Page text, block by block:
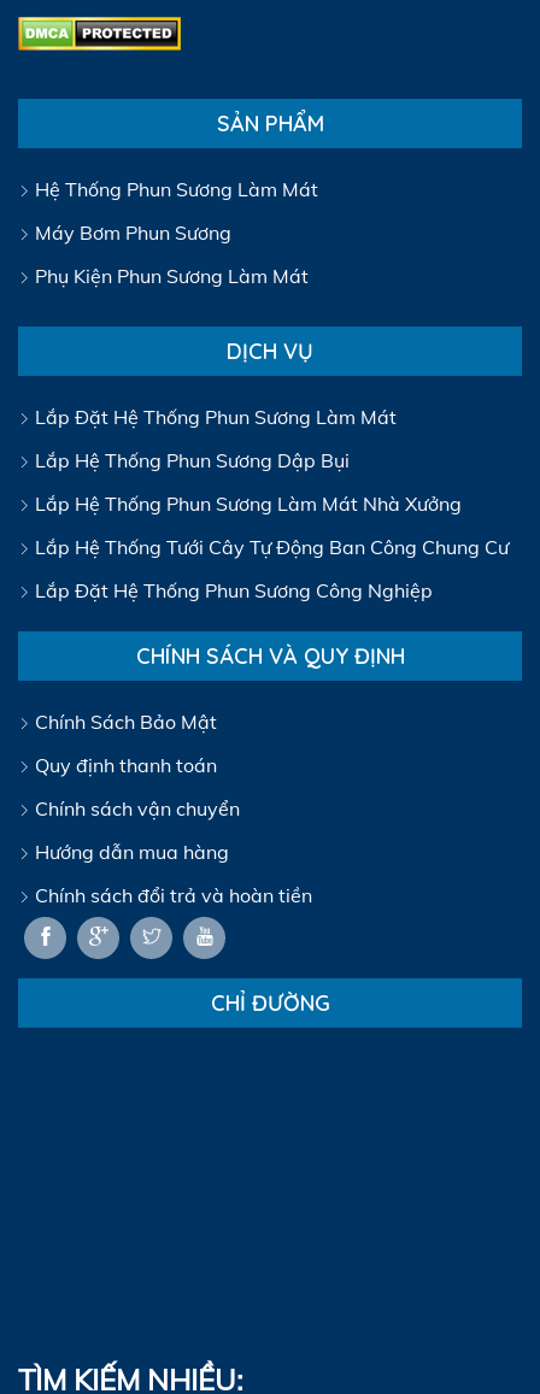
SẢN PHẨM
Hệ Thống Phun Sương Làm Mát
Máy Bơm Phun Sương
Phụ Kiện Phun Sương Làm Mát
DỊCH VỤ
Lắp Đặt Hệ Thống Phun Sương Làm Mát
Lắp Hệ Thống Phun Sương Dập Bụi
Lắp Hệ Thống Phun Sương Làm Mát Nhà Xưởng
Lắp Hệ Thống Tưới Cây Tự Động Ban Công Chung Cư
Lắp Đặt Hệ Thống Phun Sương Công Nghiệp
CHÍNH SÁCH VÀ QUY ĐỊNH
Chính Sách Bảo Mật
Quy định thanh toán
Chính sách vận chuyển
Hướng dẫn mua hàng
Chính sách đổi trả và hoàn tiền
CHỈ ĐƯỜNG
TÌM KIẾM NHIỀU: